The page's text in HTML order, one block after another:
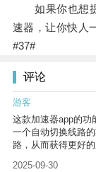
如果你也想提
速器，让你快人
#37#
评论
游客
这款加速器app的功
一个自动切换线路
路，从而获得更好的
2025-09-30